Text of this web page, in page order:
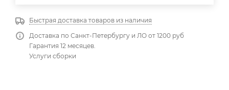
Быстрая доставка товаров из наличия
Доставка по Санкт-Петербургу и ЛО от 1200 руб
Гарантия 12 месяцев.
Услуги сборки